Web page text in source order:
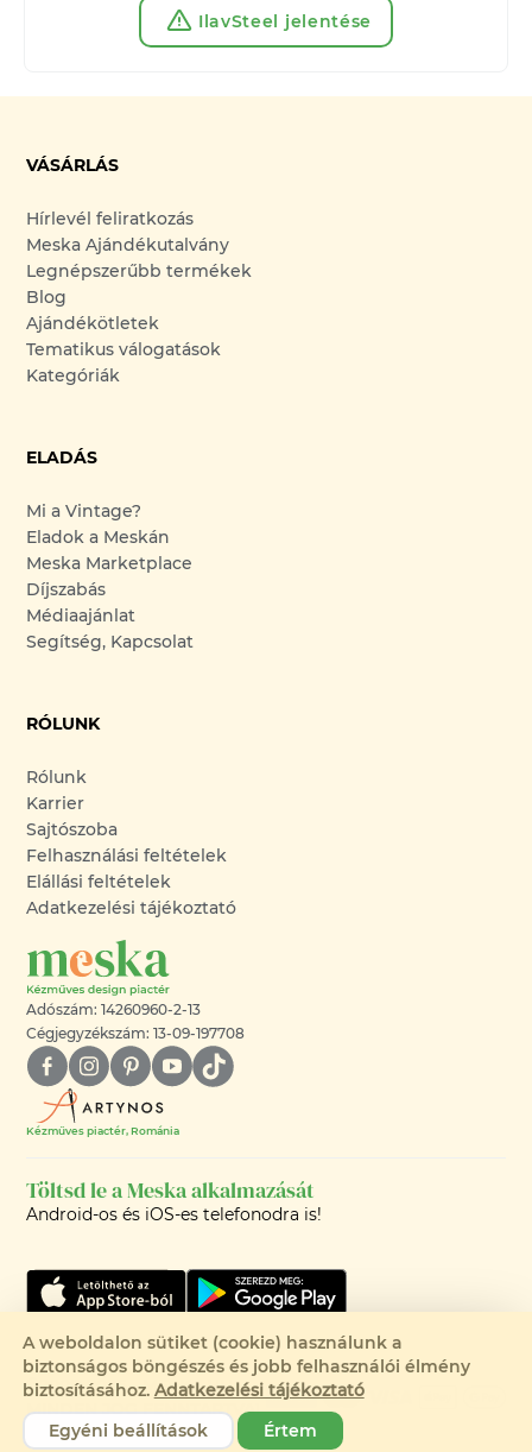
IlavSteel jelentése
VÁSÁRLÁS
Hírlevél feliratkozás
Meska Ajándékutalvány
Legnépszerűbb termékek
Blog
Ajándékötletek
Tematikus válogatások
Kategóriák
ELADÁS
Mi a Vintage?
Eladok a Meskán
Meska Marketplace
Díjszabás
Médiaajánlat
Segítség, Kapcsolat
RÓLUNK
Rólunk
Karrier
Sajtószoba
Felhasználási feltételek
Elállási feltételek
Adatkezelési tájékoztató
Adószám: 14260960-2-13
Cégjegyzékszám: 13-09-197708
Kézműves piactér, Románia
Töltsd le a Meska alkalmazását
Android-os és iOS-es telefonodra is!
©2008-2026 - MESKA.HU -
MINDEN JOG FENNTARTVA!
A weboldalon sütiket (cookie) használunk a
biztonságos böngészés és jobb felhasználói élmény
biztosításához. Adatkezelési tájékoztató
Egyéni beállítások
Értem